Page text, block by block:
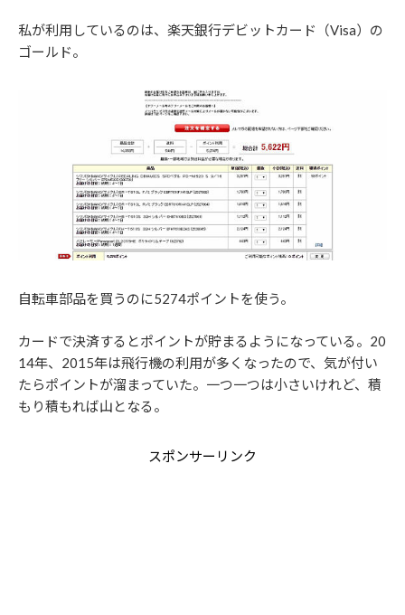
私が利用しているのは、楽天銀行デビットカード（Visa）の
ゴールド。
自転車部品を買うのに5274ポイントを使う。
カードで決済するとポイントが貯まるようになっている。20
14年、2015年は飛行機の利用が多くなったので、気が付い
たらポイントが溜まっていた。一つ一つは小さいけれど、積
もり積もれば山となる。
スポンサーリンク